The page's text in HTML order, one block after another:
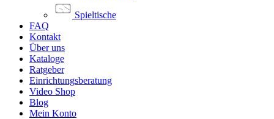
Spieltische
FAQ
Kontakt
Über uns
Kataloge
Ratgeber
Einrichtungsberatung
Video Shop
Blog
Mein Konto